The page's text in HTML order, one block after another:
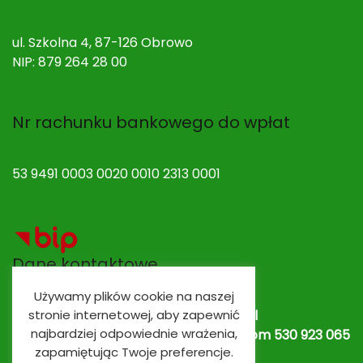
ul. Szkolna 4, 87-126 Obrowo
NIP: 879 264 28 00
Nr rachunku bankowego do wpłat
53 9491 0003 0020 0010 2313 0001
Dane kontaktowe
Adres e-mail:spobrowo@spobrowo.pl
Nr telefonu / fax:(56) 674 70 30 tel. kom 530 923 065
530 923 839Oddziały przedszkolne
Używamy plików cookie na naszej
stronie internetowej, aby zapewnić
najbardziej odpowiednie wrażenia,
zapamiętując Twoje preferencje.